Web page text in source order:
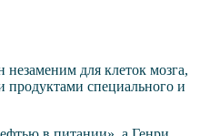
для клеток мозга,
продуктами специального и